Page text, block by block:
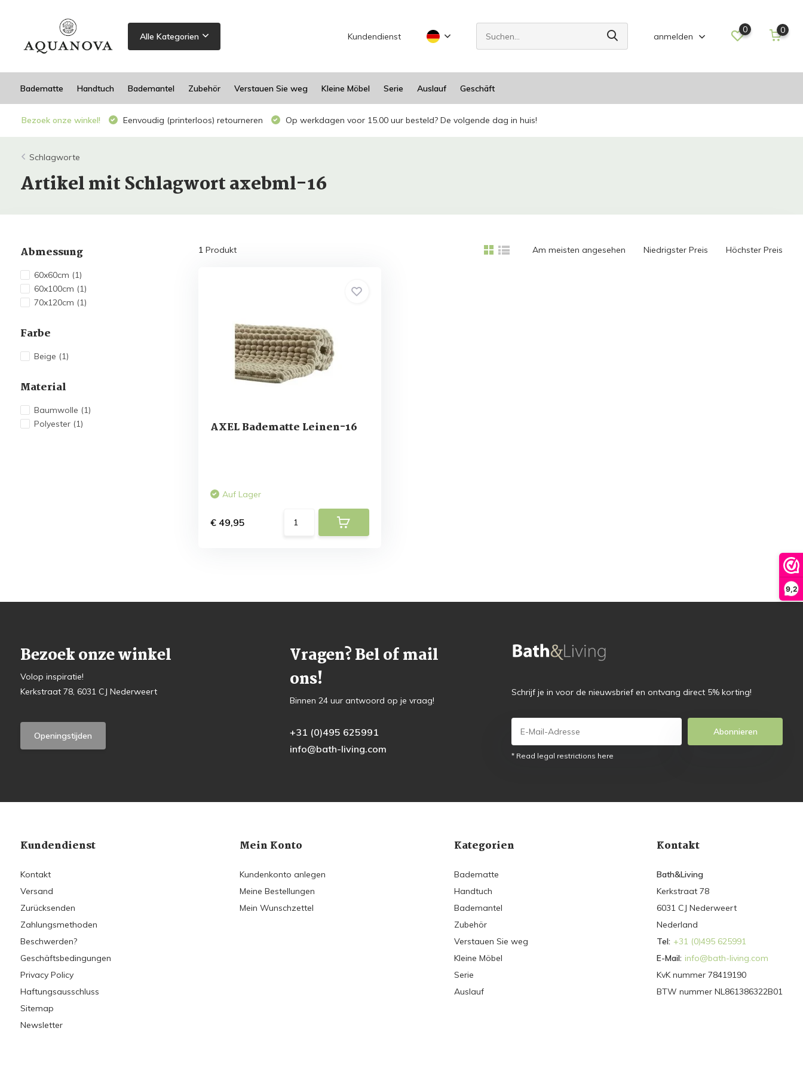
9,2
Alle Kategorien Kundendienst anmelden
0 0
Badematte Handtuch Bademantel Zubehör Verstauen Sie weg Kleine Möbel Serie Auslauf Geschäft
Bezoek onze winkel! Eenvoudig (printerloos) retourneren Op werkdagen voor 15.00 uur besteld? De volgende dag in huis!
Schlagworte
Artikel mit Schlagwort axebml-16
Abmessung
60x60cm (1)
60x100cm (1)
70x120cm (1)
Farbe
Beige (1)
Material
Baumwolle (1)
Polyester (1)
1Produkt Am meisten angesehen Niedrigster Preis Höchster Preis
AXEL Badematte Leinen-16
Auf Lager
€ 49,95
Bezoek onze winkel
Volop inspiratie!
Kerkstraat 78, 6031 CJ Nederweert
Openingstijden
Vragen? Bel of mail
ons!
Binnen 24 uur antwoord op je vraag!
+31 (0)495 625991
info@bath-living.com
Schrijf je in voor de nieuwsbrief en ontvang direct 5% korting!
Abonnieren
* Read legal restrictions here
Kundendienst
Kontakt
Versand
Zurücksenden
Zahlungsmethoden
Beschwerden?
Geschäftsbedingungen
Privacy Policy
Haftungsausschluss
Sitemap
Newsletter
Mein Konto
Kundenkonto anlegen
Meine Bestellungen
Mein Wunschzettel
Kategorien
Badematte
Handtuch
Bademantel
Zubehör
Verstauen Sie weg
Kleine Möbel
Serie
Auslauf
Kontakt
Bath&Living
Kerkstraat 78
6031 CJ Nederweert
Nederland
Tel: +31 (0)495 625991
E-Mail: info@bath-living.com
KvK nummer 78419190
BTW nummer NL861386322B01